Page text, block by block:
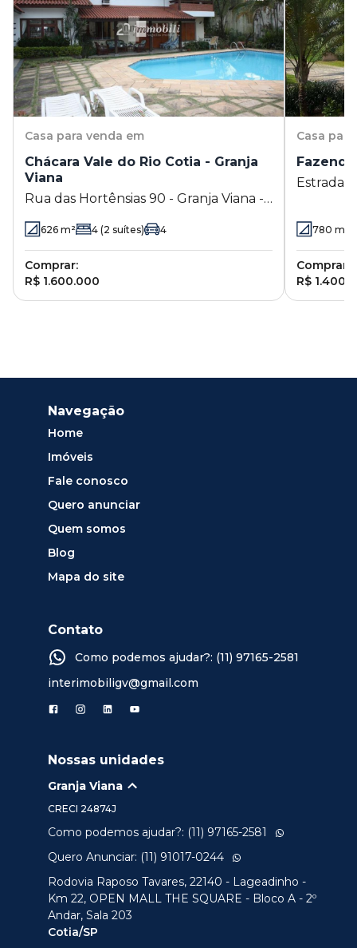
Casa para venda em
Chácara Vale do Rio Cotia - Granja
Viana
Rua das Hortênsias 90 - Granja Viana -
Carapicuíba - SP
626 m² 4 (2 suítes) 4
Comprar:
R$ 1.600.000
Casa
Estrada
780 m²
Comprar:
R$
Navegação
Home
Imóveis
Fale conosco
Quero anunciar
Quem somos
Blog
Mapa do site
Contato
Como podemos ajudar?: (11) 97165-2581
interimobiligv@gmail.com
Nossas unidades
Granja Viana
CRECI 24874J
Como podemos ajudar?: (11) 97165-2581
Quero Anunciar: (11) 91017-0244
Rodovia Raposo Tavares, 22140 - Lageadinho -
Km 22, OPEN MALL THE SQUARE - Bloco A - 2º
Andar, Sala 203
Cotia/SP